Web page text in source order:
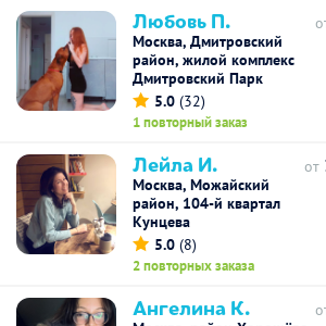
Любовь П.
Москва, Дмитровский
район, жилой комплекс
Дмитровский Парк
5.0 (32)
1 повторный заказ
Лейла И.
Москва, Можайский
район, 104-й квартал
Кунцева
5.0 (8)
2 повторных заказа
от
Ангелина К.